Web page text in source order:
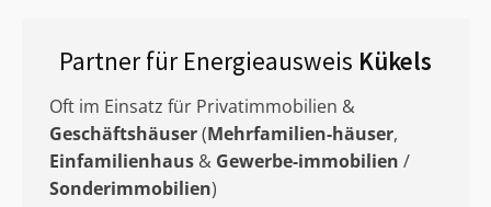
Partner für Energieausweis Kükels
Oft im Einsatz für Privatimmobilien &
Geschäftshäuser(Mehrfamilien-häuser,
Einfamilienhaus & Gewerbe-immobilien /
Sonderimmobilien)